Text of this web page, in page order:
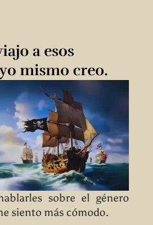
a esos
mismo creo.
sobre el género
siento más cómodo.